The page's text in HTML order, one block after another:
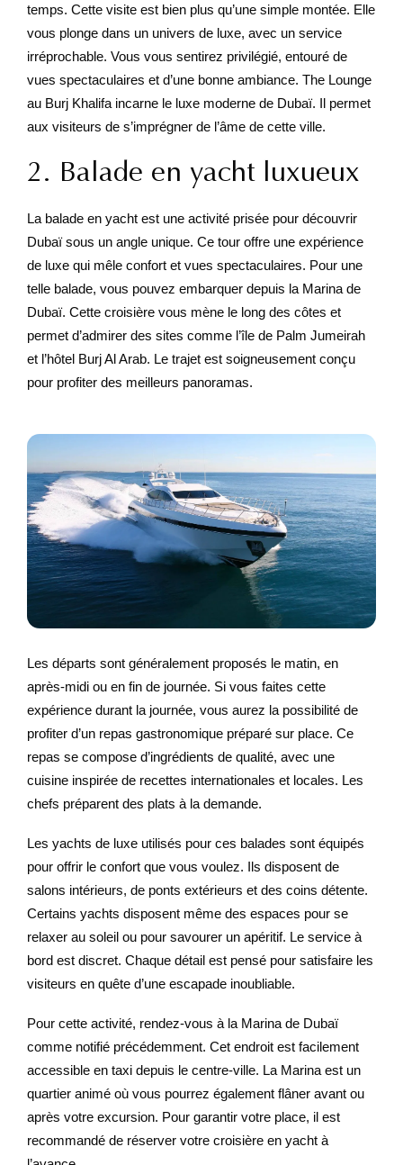
temps. Cette visite est bien plus qu’une simple montée. Elle
vous plonge dans un univers de luxe, avec un service
irréprochable. Vous vous sentirez privilégié, entouré de
vues spectaculaires et d’une bonne ambiance. The Lounge
au Burj Khalifa incarne le luxe moderne de Dubaï. Il permet
aux visiteurs de s’imprégner de l’âme de cette ville.
2. Balade en yacht luxueux
La balade en yacht est une activité prisée pour découvrir
Dubaï sous un angle unique. Ce tour offre une expérience
de luxe qui mêle confort et vues spectaculaires. Pour une
telle balade, vous pouvez embarquer depuis la Marina de
Dubaï. Cette croisière vous mène le long des côtes et
permet d’admirer des sites comme l’île de Palm Jumeirah
et l’hôtel Burj Al Arab. Le trajet est soigneusement conçu
pour profiter des meilleurs panoramas.
Les départs sont généralement proposés le matin, en
après-midi ou en fin de journée. Si vous faites cette
expérience durant la journée, vous aurez la possibilité de
profiter d’un repas gastronomique préparé sur place. Ce
repas se compose d’ingrédients de qualité, avec une
cuisine inspirée de recettes internationales et locales. Les
chefs préparent des plats à la demande.
Les yachts de luxe utilisés pour ces balades sont équipés
pour offrir le confort que vous voulez. Ils disposent de
salons intérieurs, de ponts extérieurs et des coins détente.
Certains yachts disposent même des espaces pour se
relaxer au soleil ou pour savourer un apéritif. Le service à
bord est discret. Chaque détail est pensé pour satisfaire les
visiteurs en quête d’une escapade inoubliable.
Pour cette activité, rendez-vous à la Marina de Dubaï
comme notifié précédemment. Cet endroit est facilement
accessible en taxi depuis le centre-ville. La Marina est un
quartier animé où vous pourrez également flâner avant ou
après votre excursion. Pour garantir votre place, il est
recommandé de réserver votre croisière en yacht à